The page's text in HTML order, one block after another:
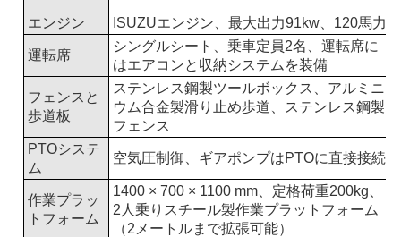
エンジン ISUZUエンジン、最大出力91kw、120馬力
運転席
シングルシート、乗車定員2名、運転席に
はエアコンと収納システムを装備
フェンスと
歩道板
ステンレス鋼製ツールボックス、アルミニ
ウム合金製滑り止め歩道、ステンレス鋼製
フェンス
PTOシステ
ム
空気圧制御、ギアポンプはPTOに直接接続
作業プラッ
トフォーム
1400 × 700 × 1100 mm、定格荷重200kg、
2人乗りスチール製作業プラットフォーム
（2メートルまで拡張可能）